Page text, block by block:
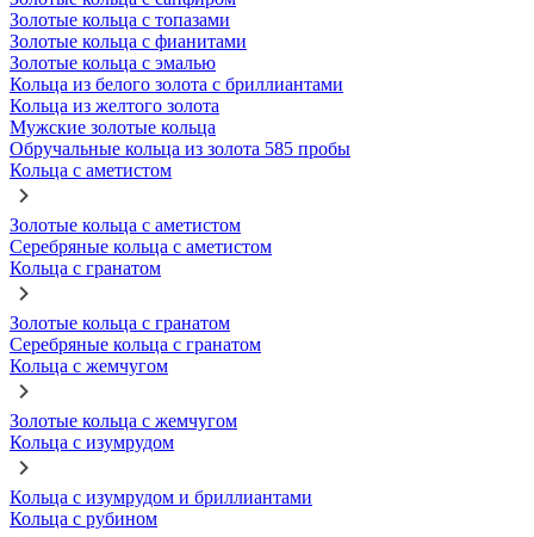
Золотые кольца с топазами
Золотые кольца с фианитами
Золотые кольца с эмалью
Кольца из белого золота с бриллиантами
Кольца из желтого золота
Мужские золотые кольца
Обручальные кольца из золота 585 пробы
Кольца с аметистом
Золотые кольца с аметистом
Серебряные кольца с аметистом
Кольца с гранатом
Золотые кольца с гранатом
Серебряные кольца с гранатом
Кольца с жемчугом
Золотые кольца с жемчугом
Кольца с изумрудом
Кольца с изумрудом и бриллиантами
Кольца с рубином